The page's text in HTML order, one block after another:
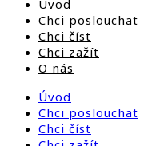
Úvod
Chci poslouchat
Chci číst
Chci zažít
O nás
Úvod
Chci poslouchat
Chci číst